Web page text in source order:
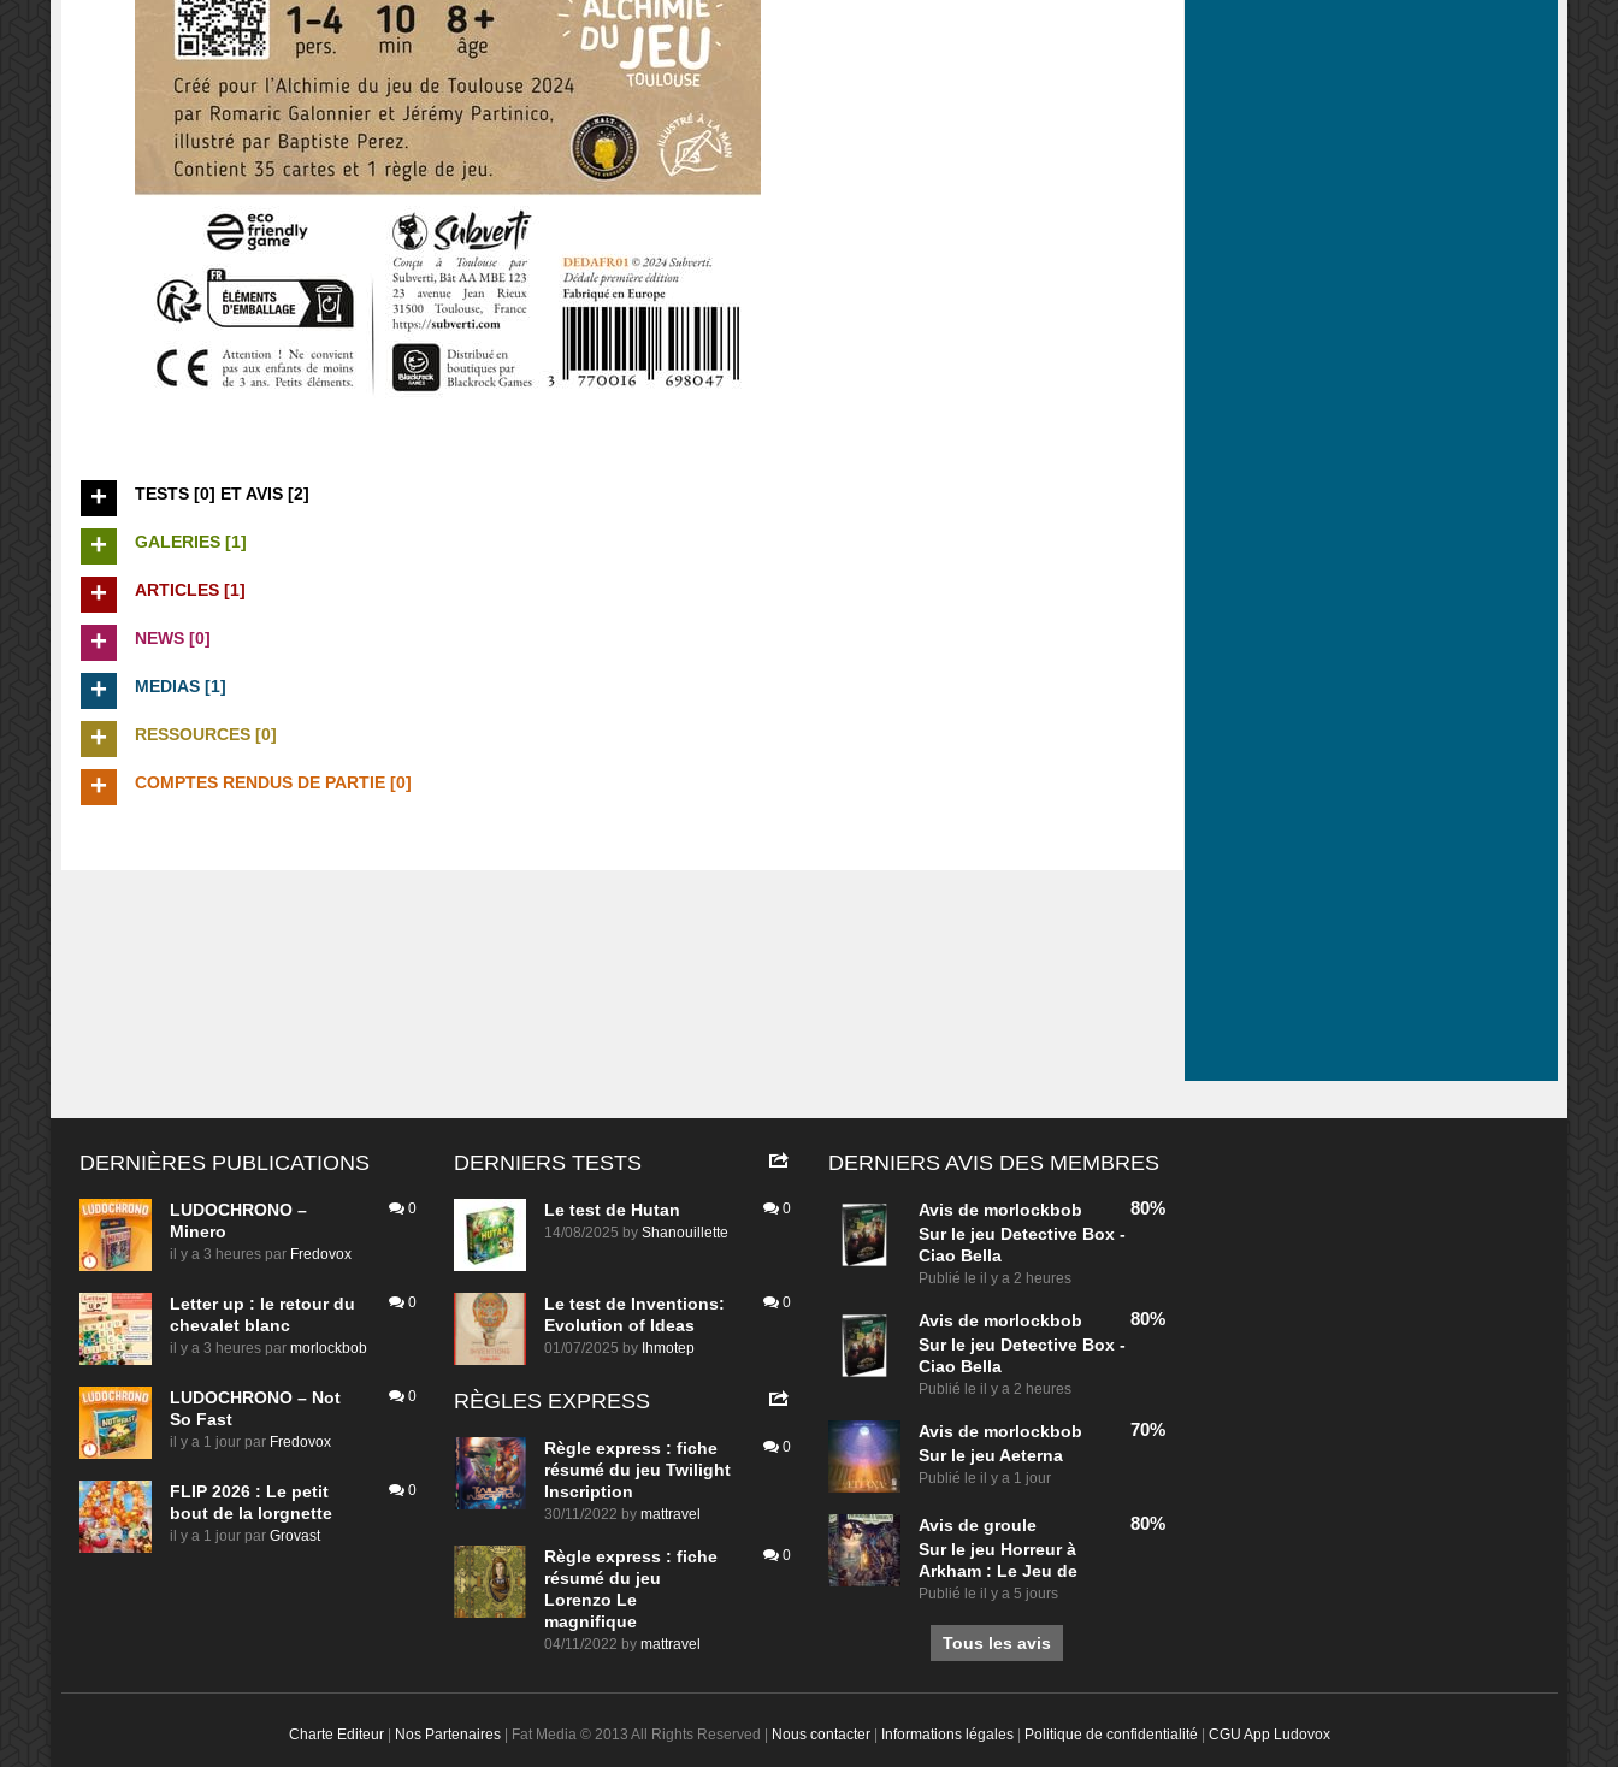
TESTS [0] ET AVIS [2]
GALERIES [1]
ARTICLES [1]
NEWS [0]
MEDIAS [1]
RESSOURCES [0]
COMPTES RENDUS DE PARTIE [0]
DERNIÈRES PUBLICATIONS
LUDOCHRONO –
Minero
il y a 3 heures par Fredovox
0
Letter up : le retour du
chevalet blanc
il y a 3 heures par morlockbob
0
LUDOCHRONO – Not
So Fast
il y a 1 jour par Fredovox
0
FLIP 2026 : Le petit
bout de la lorgnette
il y a 1 jour par Grovast
0
DERNIERS TESTS
Le test de Hutan
14/08/2025 by Shanouillette
0
Le test de Inventions:
Evolution of Ideas
01/07/2025 by Ihmotep
0
RÈGLES EXPRESS
Règle express : fiche
résumé du jeu Twilight
Inscription
30/11/2022 by mattravel
0
Règle express : fiche
résumé du jeu
Lorenzo Le
magnifique
04/11/2022 by mattravel
0
DERNIERS AVIS DES MEMBRES
Avis de morlockbob
Sur le jeu Detective Box -
Ciao Bella
Publié le il y a 2 heures
80%
Avis de morlockbob
Sur le jeu Detective Box -
Ciao Bella
Publié le il y a 2 heures
80%
Avis de morlockbob
Sur le jeu Aeterna
Publié le il y a 1 jour
70%
Avis de groule
Sur le jeu Horreur à
Arkham : Le Jeu de
Publié le il y a 5 jours
80%
Tous les avis
Charte Editeur| Nos Partenaires| Fat Media © 2013 All Rights Reserved | Nous contacter| Informations légales| Politique de confidentialité CGU App Ludovox